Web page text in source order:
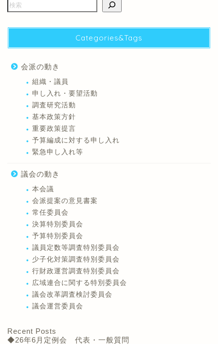
Categories&Tags
会派の動き
組織・議員
申し入れ・要望活動
調査研究活動
基本政策方針
重要政策提言
予算編成に対する申し入れ
緊急申し入れ等
議会の動き
本会議
会派提案の意見書案
常任委員会
決算特別委員会
予算特別委員会
議員定数等調査特別委員会
少子化対策調査特別委員会
行財政運営調査特別委員会
広域連合に関する特別委員会
議会改革調査検討委員会
議会運営委員会
Recent Posts
◆26年6月定例会 代表・一般質問